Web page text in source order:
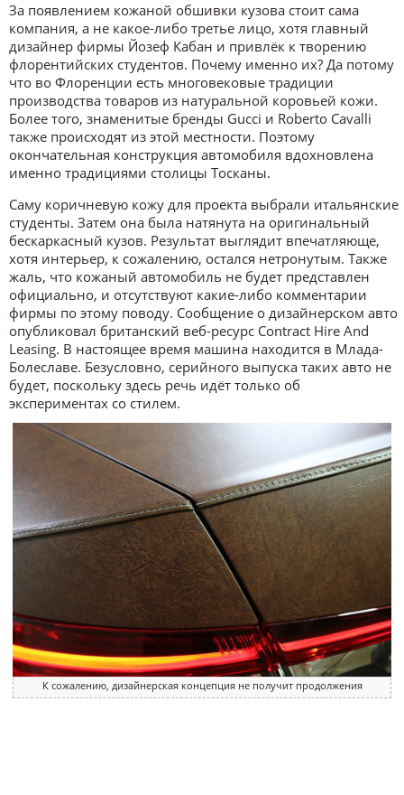
За появлением кожаной обшивки кузова стоит сама
компания, а не какое-либо третье лицо, хотя главный
дизайнер фирмы Йозеф Кабан и привлёк к творению
флорентийских студентов. Почему именно их? Да потому
что во Флоренции есть многовековые традиции
производства товаров из натуральной коровьей кожи.
Более того, знаменитые бренды Gucci и Roberto Cavalli
также происходят из этой местности. Поэтому
окончательная конструкция автомобиля вдохновлена
именно традициями столицы Тосканы.
Саму коричневую кожу для проекта выбрали итальянские
студенты. Затем она была натянута на оригинальный
бескаркасный кузов. Результат выглядит впечатляюще,
хотя интерьер, к сожалению, остался нетронутым. Также
жаль, что кожаный автомобиль не будет представлен
официально, и отсутствуют какие-либо комментарии
фирмы по этому поводу. Сообщение о дизайнерском авто
опубликовал британский веб-ресурс Contract Hire And
Leasing. В настоящее время машина находится в Млада-
Болеславе. Безусловно, серийного выпуска таких авто не
будет, поскольку здесь речь идёт только об
экспериментах со стилем.
К сожалению, дизайнерская концепция не получит продолжения